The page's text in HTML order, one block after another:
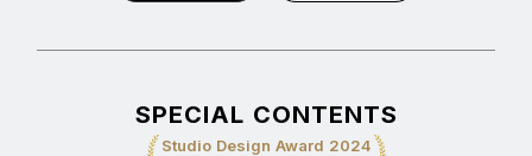
SPECIAL CONTENTS
Studio Design Award 2024